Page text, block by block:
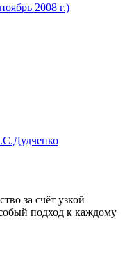
2008 г.)
за счёт узкой
подход к каждому